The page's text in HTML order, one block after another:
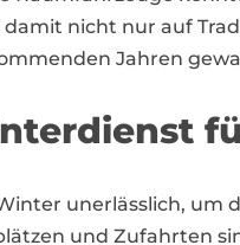
nicht nur auf
Jahren
unerlässlich, um
und Zufahrten